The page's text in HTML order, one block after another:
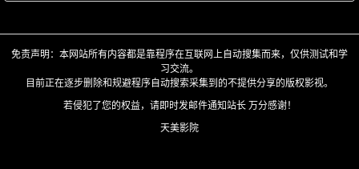
免责声明：本网站所有内容都是靠程序在互联网上自动搜集而来，仅供测试和学
习交流。
目前正在逐步删除和规避程序自动搜索采集到的不提供分享的版权影视。
若侵犯了您的权益，请即时发邮件通知站长 万分感谢！
天美影院